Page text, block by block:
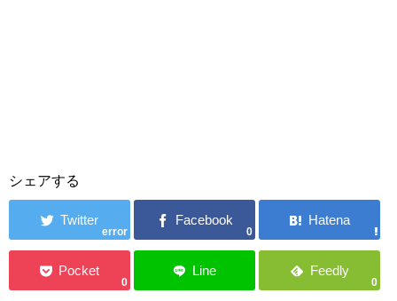
シェアする
error 0
0 0